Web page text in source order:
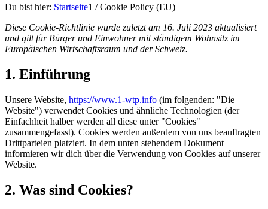
Du bist hier: Startseite1 / Cookie Policy (EU)
Diese Cookie-Richtlinie wurde zuletzt am 16. Juli 2023 aktualisiert
und gilt für Bürger und Einwohner mit ständigem Wohnsitz im
Europäischen Wirtschaftsraum und der Schweiz.
1. Einführung
Unsere Website, https://www.1-wtp.info (im folgenden: "Die
Website") verwendet Cookies und ähnliche Technologien (der
Einfachheit halber werden all diese unter "Cookies"
zusammengefasst). Cookies werden außerdem von uns beauftragten
Drittparteien platziert. In dem unten stehendem Dokument
informieren wir dich über die Verwendung von Cookies auf unserer
Website.
2. Was sind Cookies?